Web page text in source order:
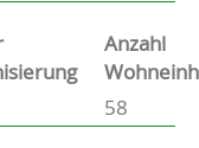
Anzahl
58